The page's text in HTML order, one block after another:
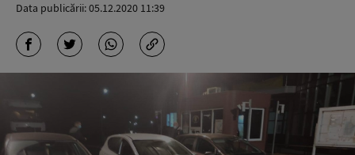
Data publicării:05.12.2020 11:39